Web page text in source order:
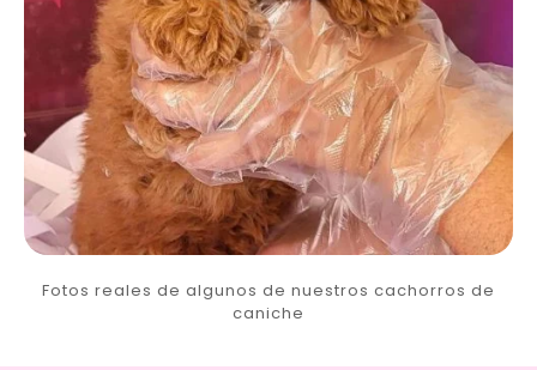
Fotos reales de algunos de nuestros cachorros de
caniche